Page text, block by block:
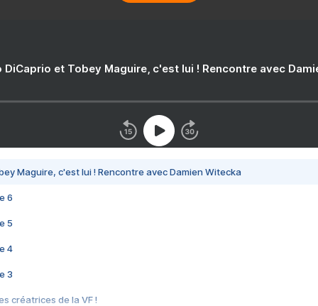
DiCaprio et Tobey Maguire, c'est lui ! Rencontre avec
Maguire, c'est lui ! Rencontre avec Damien Witecka
6
5
4
3
créatrices de la VF !